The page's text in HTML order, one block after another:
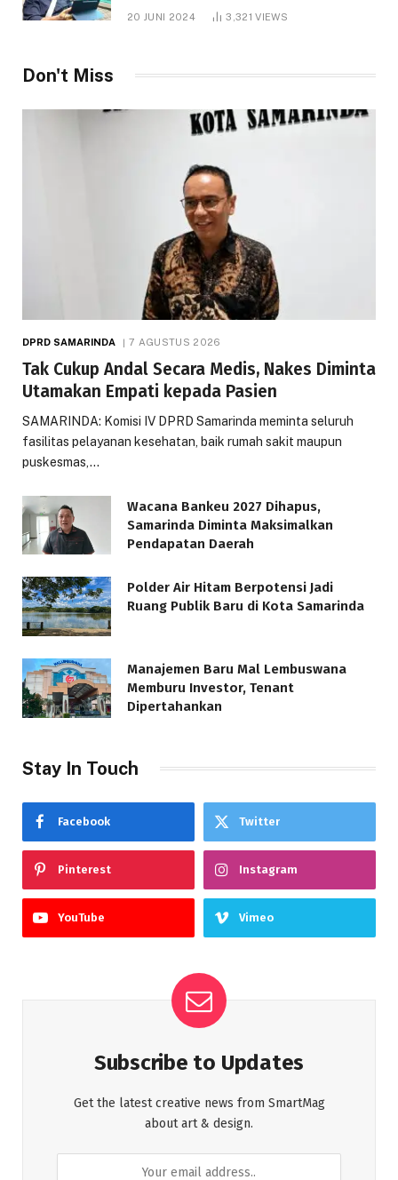
1.000 Hektare
20 JUNI 2024 3,321VIEWS
Don't Miss
DPRD SAMARINDA 7 AGUSTUS 2026
Tak Cukup Andal Secara Medis, Nakes Diminta
Utamakan Empati kepada Pasien
SAMARINDA: Komisi IV DPRD Samarinda meminta seluruh
fasilitas pelayanan kesehatan, baik rumah sakit maupun
puskesmas,…
Wacana Bankeu 2027 Dihapus,
Samarinda Diminta Maksimalkan
Pendapatan Daerah
Polder Air Hitam Berpotensi Jadi
Ruang Publik Baru di Kota Samarinda
Manajemen Baru Mal Lembuswana
Memburu Investor, Tenant
Dipertahankan
Stay In Touch
Facebook Twitter
Pinterest Instagram
YouTube Vimeo
Subscribe to Updates
Get the latest creative news from SmartMag
about art & design.